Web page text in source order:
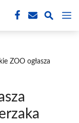
ZOO ogłasza